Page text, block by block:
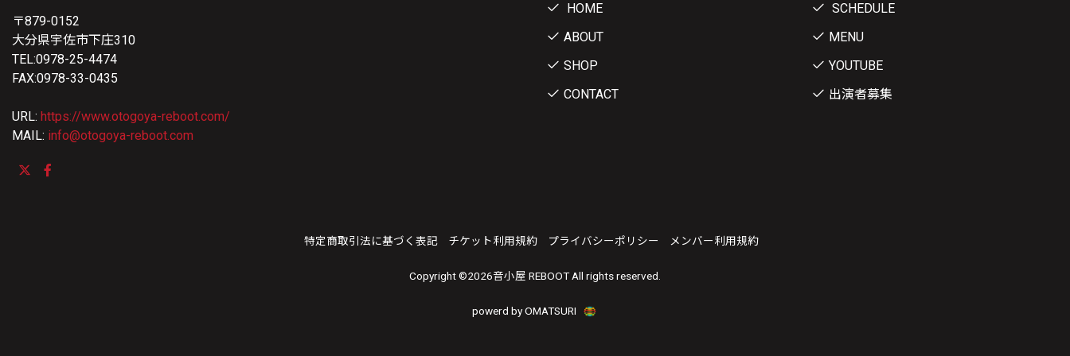
〒879-0152
大分県宇佐市下庄310
TEL:0978-25-4474
FAX:0978-33-0435
URL: https://www.otogoya-reboot.com/
MAIL: info@otogoya-reboot.com
HOME
SCHEDULE
ABOUT
MENU
SHOP
YOUTUBE
CONTACT
出演者募集
特定商取引法に基づく表記 チケット利用規約 プライバシーポリシー メンバー利用規約
Copyright ©2026音小屋 REBOOT All rights reserved.
powerd by OMATSURI